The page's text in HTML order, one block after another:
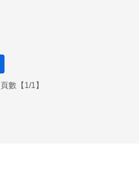
數【1/1】